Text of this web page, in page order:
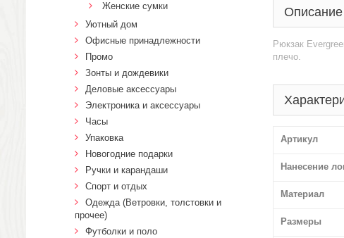
Описание
Рюкзак
плечо.
Артикул
Нанесение
Материал
Размеры
Женские сумки
Уютный дом
Офисные принадлежности
Промо
Зонты и дождевики
Деловые аксессуары
Электроника и аксессуары
Часы
Упаковка
Новогодние подарки
Ручки и карандаши
Спорт и отдых
Одежда (Ветровки, толстовки и
прочее)
Футболки и поло